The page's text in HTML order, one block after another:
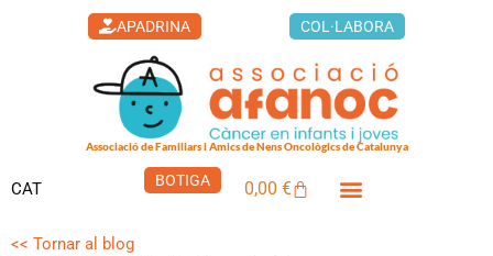
APADRINA COL·LABORA
Associació de Familiars i Amics de Nens Oncològics de Catalunya
CAT BOTIGA 0,00€Cistella
<< Tornar al blog